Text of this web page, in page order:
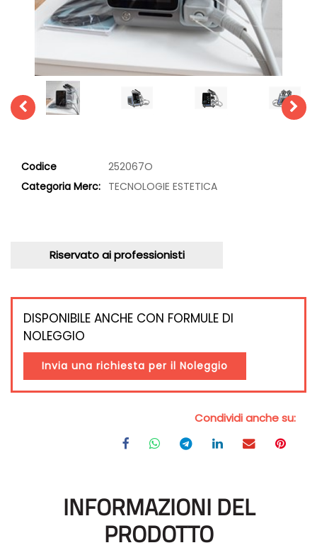
Codice
252067O
Categoria Merc: TECNOLOGIE ESTETICA
Riservato ai professionisti
DISPONIBILE ANCHE CON FORMULE DI
NOLEGGIO
Invia una richiesta per il Noleggio
Condividi anche su:
INFORMAZIONI DEL
PRODOTTO